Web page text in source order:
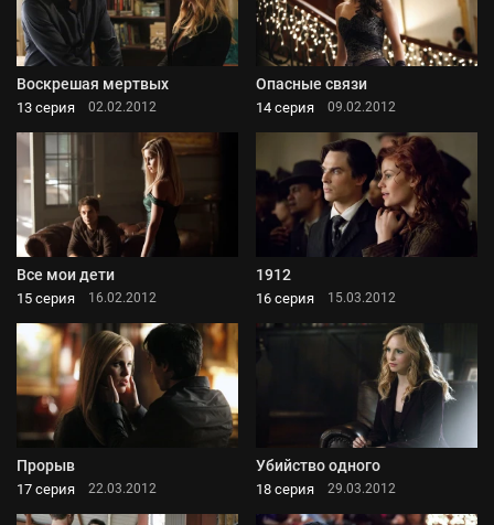
Воскрешая мертвых
13 серия 02.02.2012
Опасные связи
14 серия 09.02.2012
Все мои дети
15 серия 16.02.2012
1912
16 серия 15.03.2012
Прорыв
17 серия 22.03.2012
Убийство одного
18 серия 29.03.2012